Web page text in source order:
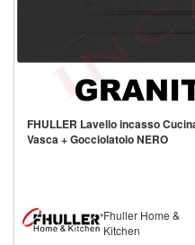
FHULLER Lavello incasso
Vasca + Gocciolatoio NERO
Fhuller Home &
Kitchen